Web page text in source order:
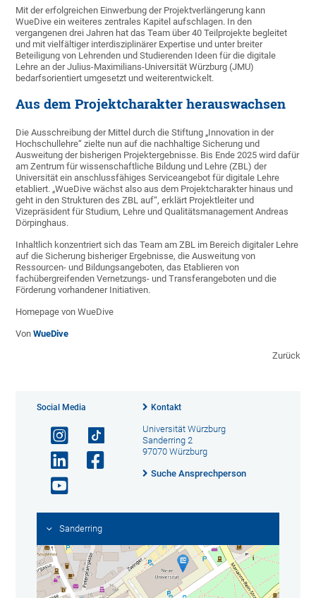
Mit der erfolgreichen Einwerbung der Projektverlängerung kann
WueDive ein weiteres zentrales Kapitel aufschlagen. In den
vergangenen drei Jahren hat das Team über 40 Teilprojekte begleitet
und mit vielfältiger interdisziplinärer Expertise und unter breiter
Beteiligung von Lehrenden und Studierenden Ideen für die digitale
Lehre an der Julius-Maximilians-Universität Würzburg (JMU)
bedarfsorientiert umgesetzt und weiterentwickelt.
Aus dem Projektcharakter herauswachsen
Die Ausschreibung der Mittel durch die Stiftung „Innovation in der
Hochschullehre“ zielte nun auf die nachhaltige Sicherung und
Ausweitung der bisherigen Projektergebnisse. Bis Ende 2025 wird dafür
am Zentrum für wissenschaftliche Bildung und Lehre (ZBL) der
Universität ein anschlussfähiges Serviceangebot für digitale Lehre
etabliert. „WueDive wächst also aus dem Projektcharakter hinaus und
geht in den Strukturen des ZBL auf“, erklärt Projektleiter und
Vizepräsident für Studium, Lehre und Qualitätsmanagement Andreas
Dörpinghaus.
Inhaltlich konzentriert sich das Team am ZBL im Bereich digitaler Lehre
auf die Sicherung bisheriger Ergebnisse, die Ausweitung von
Ressourcen- und Bildungsangeboten, das Etablieren von
fachübergreifenden Vernetzungs- und Transferangeboten und die
Förderung vorhandener Initiativen.
Homepage von WueDive
VonWueDive
Zurück
Social Media Kontakt
Universität Würzburg
Sanderring 2
97070 Würzburg
Suche Ansprechperson
Sanderring